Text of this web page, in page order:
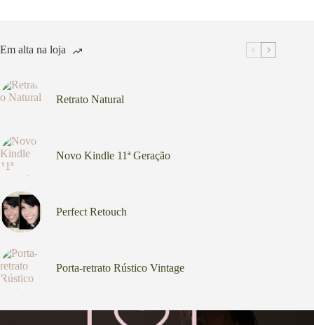
Em alta na loja
Retrato Natural
Novo Kindle 11ª Geração
Perfect Retouch
Porta-retrato Rústico Vintage